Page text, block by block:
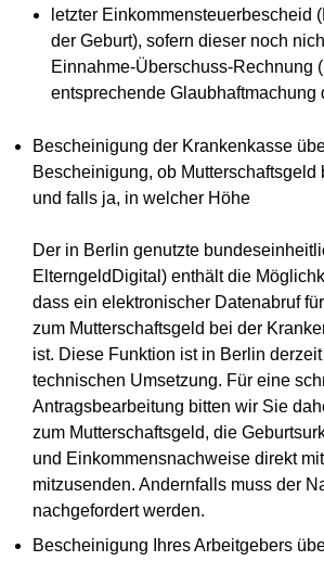
letzter Einkommensteuerbescheid
der Geburt), sofern dieser noch
Einnahme-Überschuss-Rechnung
entsprechende Glaubhaftmachung
Bescheinigung der Krankenkasse
Bescheinigung, ob Mutterschaftsgeld
und falls ja, in welcher Höhe
Der in Berlin genutzte
ElterngeldDigital) enthält die
dass ein elektronischer Datenabruf
zum Mutterschaftsgeld bei der
ist. Diese Funktion ist in Berlin
technischen Umsetzung. Für eine
Antragsbearbeitung bitten wir Sie
zum Mutterschaftsgeld, die
und Einkommensnachweise direkt
mitzusenden. Andernfalls muss der
nachgefordert werden.
Bescheinigung Ihres Arbeitgebers